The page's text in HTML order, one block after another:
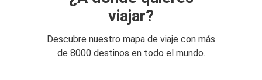
viajar?
Descubre nuestro mapa de viaje con más
de 8000 destinos en todo el mundo.